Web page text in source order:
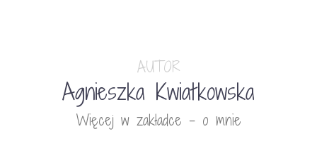
AUTOR
Agnieszka Kwiatkowska
Więcej w zakładce - o mnie